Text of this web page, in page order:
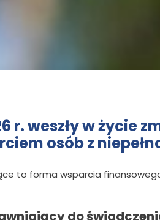
r. weszły w życie
osób z
to forma wsparcia
do